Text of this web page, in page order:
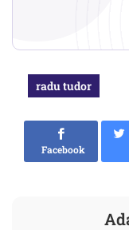
radu tudor
Facebook